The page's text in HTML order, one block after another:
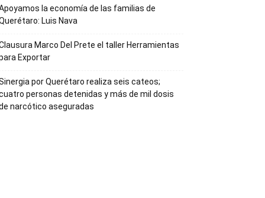
la economía de las familias de
Luis Nava
Marco Del Prete el taller Herramientas
Exportar
por Querétaro realiza seis cateos;
personas detenidas y más de mil dosis
narcótico aseguradas